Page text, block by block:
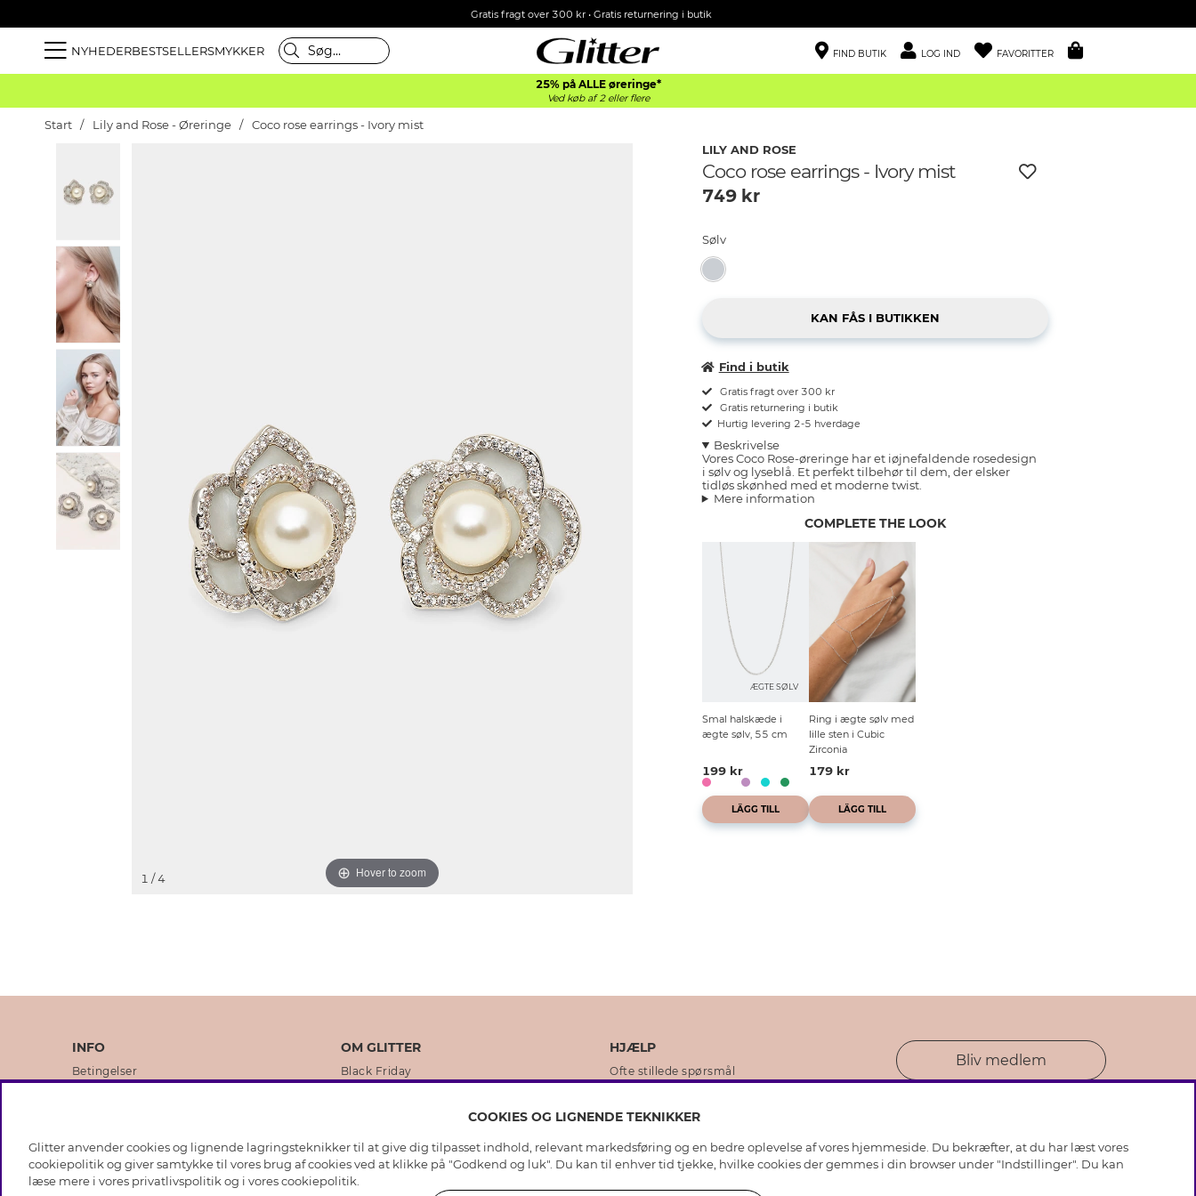
Gratis fragt over 300 kr • Gratis returnering i butik
NYHEDERBESTSELLERSMYKKER FIND BUTIK LOG IND FAVORITTER
25% på ALLE øreringe*
Ved køb af 2 eller flere
Start Lily and Rose - Øreringe Coco rose earrings - Ivory mist
Hover to zoom
1 / 4
LILY AND ROSE
Coco rose earrings - Ivory mist
749kr
Sølv
Find i butik
Gratis fragt over 300 kr
Gratis returnering i butik
Hurtig levering 2-5 hverdage
Beskrivelse
Vores Coco Rose-øreringe har et iøjnefaldende rosedesign
i sølv og lyseblå. Et perfekt tilbehør til dem, der elsker
tidløs skønhed med et moderne twist.
Mere information
COMPLETE THE LOOK
ÆGTE SØLV
Smal halskæde i
ægte sølv, 55 cm
199 kr
LÄGG TILL
Ring i ægte sølv med
lille sten i Cubic
Zirconia
179 kr
LÄGG TILL
INFO
Betingelser
Medlemsbetingelser
OM GLITTER
Black Friday
Virksomhedens historie
HJÆLP
Ofte stillede spørsmål
Plejeråd ægte sølv
Plejeråd skindhandsker
Bliv medlem
COOKIES OG LIGNENDE TEKNIKKER
Glitter anvender cookies og lignende lagringsteknikker til at give dig tilpasset indhold, relevant markedsføring og en bedre oplevelse af vores hjemmeside. Du bekræfter, at du har læst vores
cookiepolitik og giver samtykke til vores brug af cookies ved at klikke på "Godkend og luk". Du kan til enhver tid tjekke, hvilke cookies der gemmes i din browser under "Indstillinger". Du kan
læse mere i vores privatlivspolitik og i vorescookiepolitik